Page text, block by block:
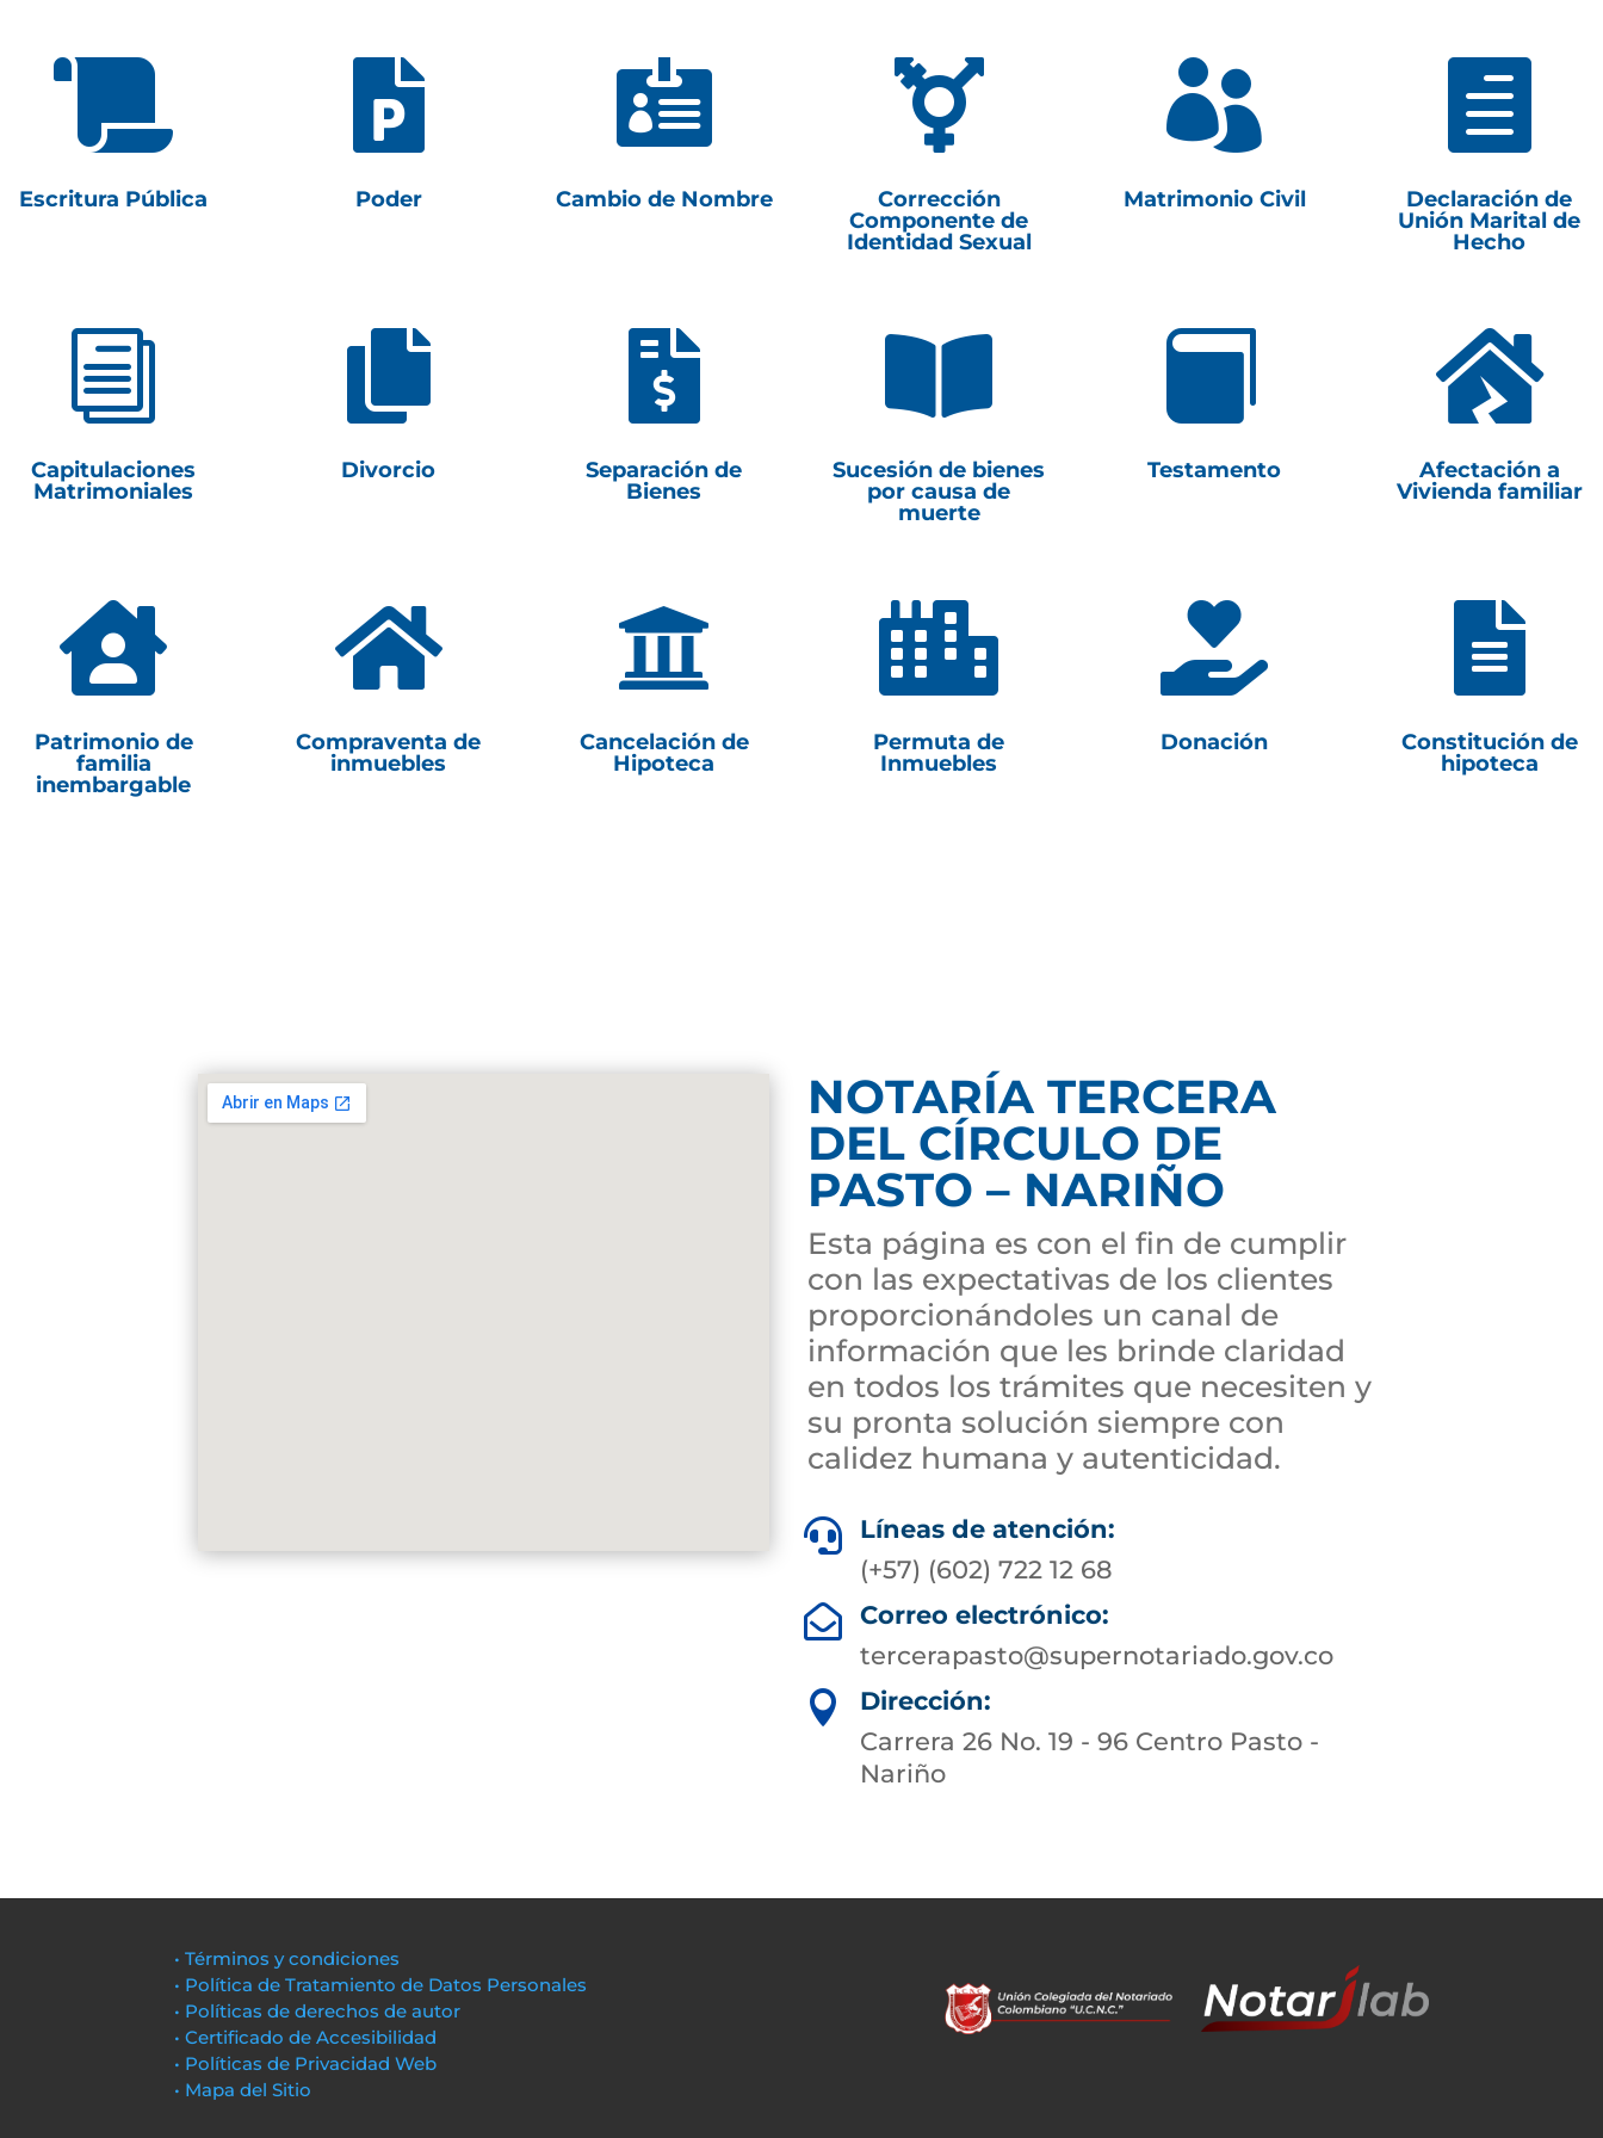

Escritura Pública

Poder

Cambio de Nombre

Corrección
Componente de
Identidad Sexual

Matrimonio Civil

Declaración de
Unión Marital de
Hecho
i
Capitulaciones
Matrimoniales

Divorcio

Separación de
Bienes

Sucesión de bienes
por causa de
muerte

Testamento

Afectación a
Vivienda familiar

Patrimonio de
familia
inembargable

Compraventa de
inmuebles

Cancelación de
Hipoteca

Permuta de
Inmuebles

Donación

Constitución de
hipoteca
NOTARÍA TERCERA
DEL CÍRCULO DE
PASTO – NARIÑO
Esta página es con el fin de cumplir
con las expectativas de los clientes
proporcionándoles un canal de
información que les brinde claridad
en todos los trámites que necesiten y
su pronta solución siempre con
calidez humana y autenticidad.

Líneas de atención:
(+57) (602) 722 12 68

Correo electrónico:
tercerapasto@supernotariado.gov.co

Dirección:
Carrera 26 No. 19 - 96 Centro Pasto -
Nariño
• Términos y condiciones
• Política de Tratamiento de Datos Personales
• Políticas de derechos de autor
• Certificado de Accesibilidad
• Políticas de Privacidad Web
• Mapa del Sitio